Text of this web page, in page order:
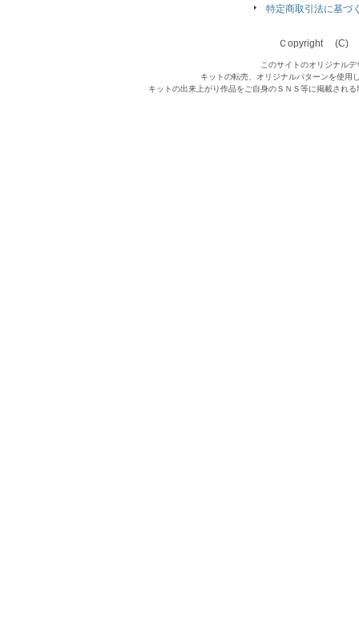
特定商取引法に基づ
Ｃopyright (C)
このサイトのオリジナル
キットの転売、オリジナルパターンを使用
キットの出来上がり作品をご自身のＳＮＳ等に掲載され